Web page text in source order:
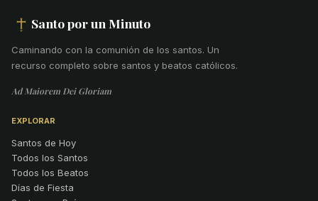
Santo por un Minuto
Caminando con la comunión de los santos. Un
recurso completo sobre santos y beatos católicos.
Ad Maiorem Dei Gloriam
EXPLORAR
Santos de Hoy
Todos los Santos
Todos los Beatos
Días de Fiesta